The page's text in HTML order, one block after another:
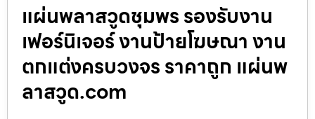
แผ่นพลาสวูดชุมพร รองรับงาน
เฟอร์นิเจอร์ งานป้ายโฆษณา งาน
ตกแต่งครบวงจร ราคาถูก แผ่นพ
ลาสวูด.com